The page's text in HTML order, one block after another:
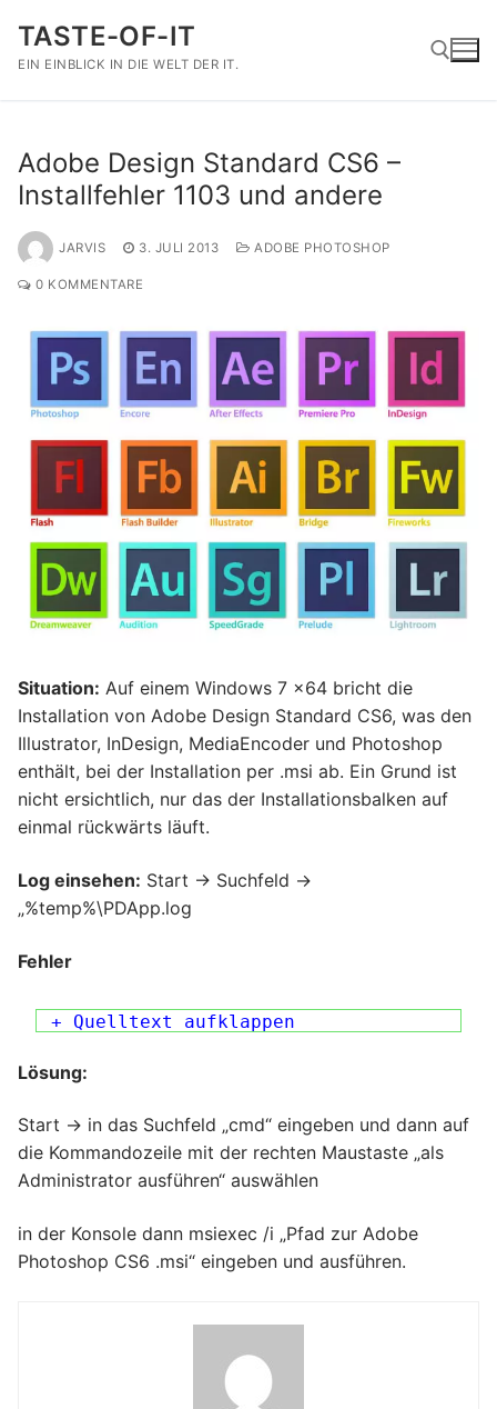
Inhalt
springen
TASTE-OF-IT
EIN EINBLICK IN DIE WELT DER IT.
Adobe Design Standard CS6 –
Installfehler 1103 und andere
JARVIS 3. JULI 2013 ADOBE PHOTOSHOP
0 KOMMENTARE
Situation: Auf einem Windows 7 x64 bricht die
Installation von Adobe Design Standard CS6, was den
Illustrator, InDesign, MediaEncoder und Photoshop
enthält, bei der Installation per .msi ab. Ein Grund ist
nicht ersichtlich, nur das der Installationsbalken auf
einmal rückwärts läuft.
Log einsehen: Start -> Suchfeld ->
„%temp%\PDApp.log
Fehler
+ Quelltext aufklappen
Lösung:
Start -> in das Suchfeld „cmd“ eingeben und dann auf
die Kommandozeile mit der rechten Maustaste „als
Administrator ausführen“ auswählen
in der Konsole dann msiexec /i „Pfad zur Adobe
Photoshop CS6 .msi“ eingeben und ausführen.